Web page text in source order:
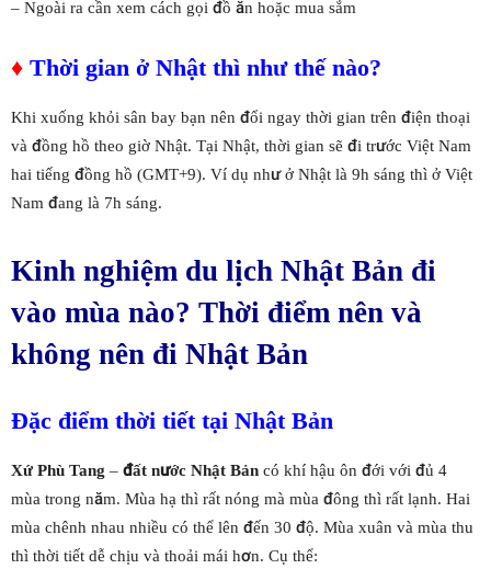
– Ngoài ra cần xem cách gọi đồ ăn hoặc mua sắm
♦ Thời gian ở Nhật thì như thế nào?
Khi xuống khỏi sân bay bạn nên đổi ngay thời gian trên điện thoại
và đồng hồ theo giờ Nhật. Tại Nhật, thời gian sẽ đi trước Việt Nam
hai tiếng đồng hồ (GMT+9). Ví dụ như ở Nhật là 9h sáng thì ở Việt
Nam đang là 7h sáng.
Kinh nghiệm du lịch Nhật Bản đi
vào mùa nào? Thời điểm nên và
không nên đi Nhật Bản
Đặc điểm thời tiết tại Nhật Bản
Xứ Phù Tang – đất nước Nhật Bản có khí hậu ôn đới với đủ 4
mùa trong năm. Mùa hạ thì rất nóng mà mùa đông thì rất lạnh. Hai
mùa chênh nhau nhiều có thể lên đến 30 độ. Mùa xuân và mùa thu
thì thời tiết dễ chịu và thoải mái hơn. Cụ thể: